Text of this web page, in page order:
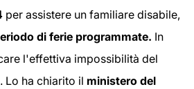
per assistere un familiare disabile,
di ferie programmate. In
l'effettiva impossibilità del
Lo ha chiarito il ministero del